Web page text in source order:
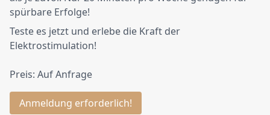
spürbare Erfolge!
Teste es jetzt und erlebe die Kraft der
Elektrostimulation!
Preis: Auf Anfrage
Anmeldung erforderlich!